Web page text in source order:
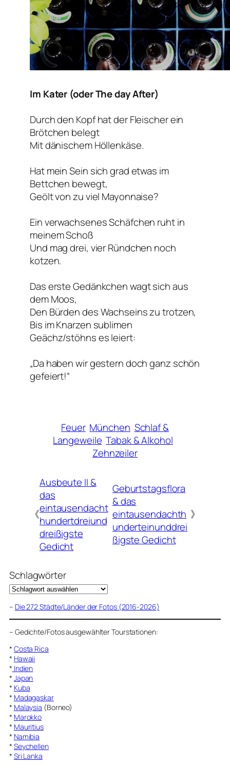
Im Kater (oder The day After)
Durch den Kopf hat der Fleischer ein
Brötchen belegt
Mit dänischem Höllenkäse.
Hat mein Sein sich grad etwas im
Bettchen bewegt,
Geölt von zu viel Mayonnaise?
Ein verwachsenes Schäfchen ruht in
meinem Schoß
Und mag drei, vier Ründchen noch
kotzen.
Das erste Gedänkchen wagt sich aus
dem Moos,
Den Bürden des Wachseins zu trotzen,
Bis im Knarzen sublimen
Geächz/stöhns es leiert:
„Da haben wir gestern doch ganz schön
gefeiert!“
Feuer München Schlaf &
Langeweile Tabak & Alkohol
Zehnzeiler
《
Ausbeute II &
das
eintausendacht
hundertdreiund
dreißigste
Gedicht
Geburtstagsflora
& das
eintausendachth
underteinunddrei
ßigste Gedicht
》
Schlagwörter
– Die 272 Städte/Länder der Fotos (2016-2026)
– Gedichte/Fotos ausgewählter Tourstationen:
* Costa Rica
* Hawaii
* Indien
* Japan
* Kuba
* Madagaskar
* Malaysia (Borneo)
* Marokko
* Mauritius
* Namibia
* Seychellen
* Sri Lanka